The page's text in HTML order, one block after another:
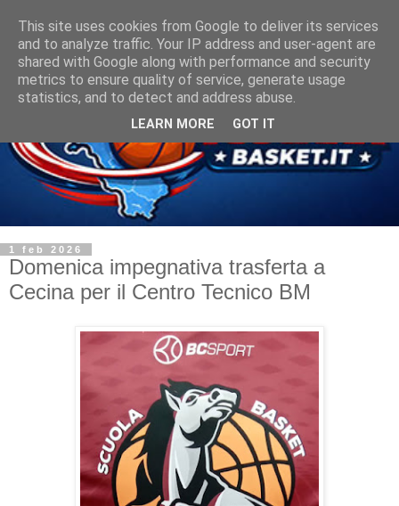
1 feb 2026
Domenica impegnativa trasferta a
Cecina per il Centro Tecnico BM
This site uses cookies from Google to deliver its services
and to analyze traffic. Your IP address and user-agent are
shared with Google along with performance and security
metrics to ensure quality of service, generate usage
statistics, and to detect and address abuse.
LEARN MORE GOT IT